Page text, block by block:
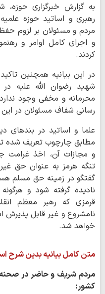
به گزارش خبرگزاری
رهبری و اساتید حوزه
مردم و مسئولان بر لزوم
و اجرای کامل اوامر و
کردند.
در این بیانیه همچنین
شهید رضوان الله علیه
محرمانه و مخفی وجود
رسانی شفاف مسئولان در
علما و اساتید در بندهای
مطابق چارچوب تعریف شده
و مجازات آن، اخذ غرامت
تنگه هرمز به عنوان حق
گفتگو در زمینه حق مسلم
نادیده گرفته شود و
قرمزی که رهبر معظم
نامشروع و غیر قابل
خواهد شد.
متن کامل بیانیه بدین شرح
مردم شریف و حاضر در صحنه
کشور: